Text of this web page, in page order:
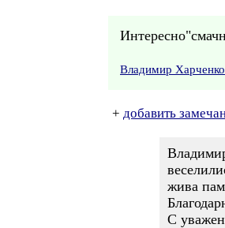
Владимир Харченко
+ добавить
жива
С